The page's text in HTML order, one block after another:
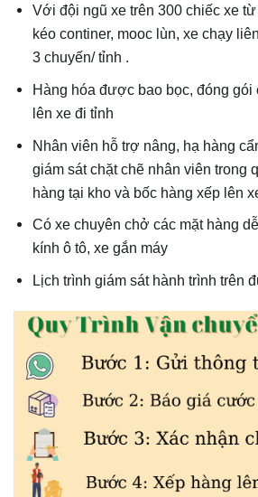
Với đội ngũ xe trên 300 chiếc xe
kéo continer, mooc lùn, xe chạy
3 chuyến/ tỉnh .
Hàng hóa được bao bọc, đóng gói
lên xe đi tỉnh
Nhân viên hỗ trợ nâng, hạ hàng
giám sát chặt chẽ nhân viên trong
hàng tại kho và bốc hàng xếp lên
Có xe chuyên chở các mặt hàng
kính ô tô, xe gắn máy
Lịch trình giám sát hành trình trên